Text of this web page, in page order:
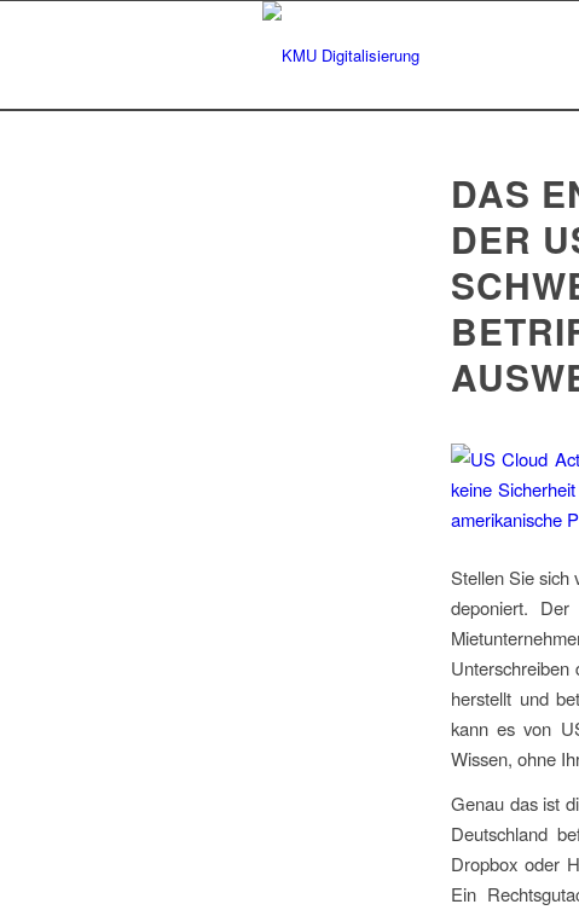
DAS
DER
Stellen Sie sich
deponiert.
Unterschreiben
herstellt und
kann es von
Wissen, ohne
Genau das ist
Deutschland
Dropbox oder
Ein